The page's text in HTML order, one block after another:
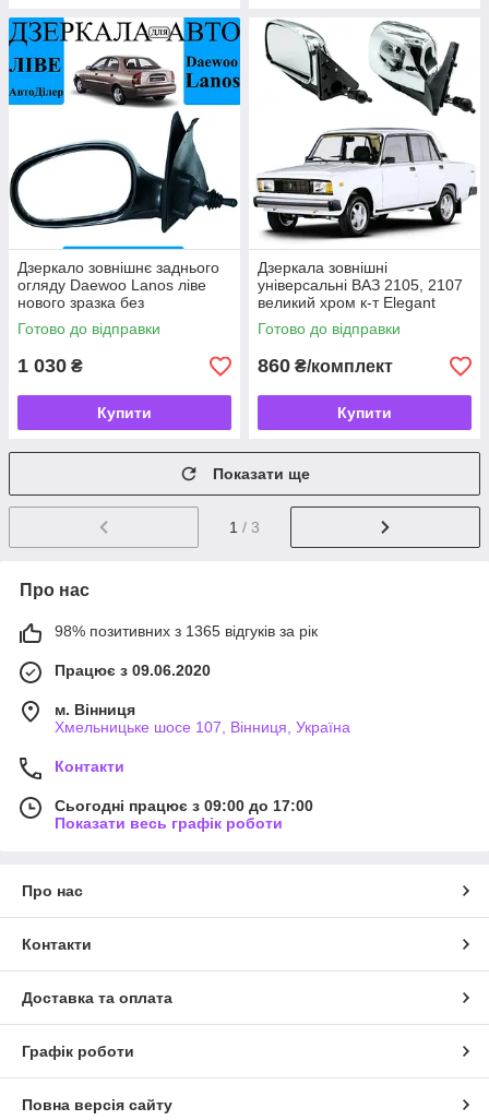
Дзеркало зовнішнє заднього
огляду Daewoo Lanos ліве
нового зразка без
підігрівання
Готово до відправки
1 030 ₴
Купити
Дзеркала зовнішні
універсальні ВАЗ 2105, 2107
великий хром к-т Elegant
Готово до відправки
860 ₴/комплект
Купити
Показати ще
1 / 3
Про нас
98% позитивних з 1365 відгуків за рік
Працює з 09.06.2020
м. Вінниця
Хмельницьке шосе 107, Вінниця, Україна
Контакти
Сьогодні працює з 09:00 до 17:00
Показати весь графік роботи
Про нас
Контакти
Доставка та оплата
Графік роботи
Повна версія сайту